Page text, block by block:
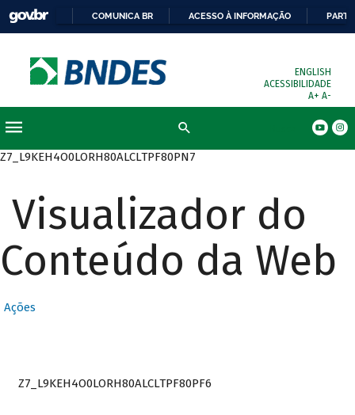
COMUNICA BR ACESSO À INFORMAÇÃO
ENGLISH
ACESSIBILIDADE
A+ A-
Z7_L9KEH4O0LORH80ALCLTPF80PN7
Visualizador do
Conteúdo da Web
Ações
Z7_L9KEH4O0LORH80ALCLTPF80PF6